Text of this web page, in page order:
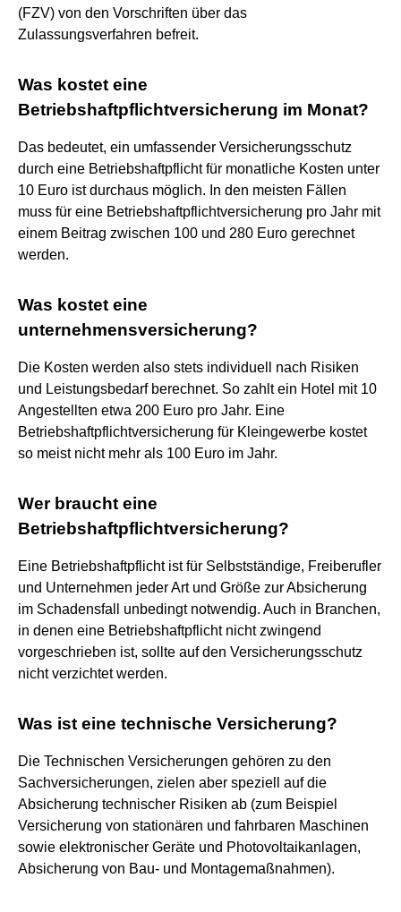
(FZV) von den Vorschriften über das
Zulassungsverfahren befreit.
Was kostet eine
Betriebshaftpflichtversicherung im Monat?
Das bedeutet, ein umfassender Versicherungsschutz
durch eine Betriebshaftpflicht für monatliche Kosten unter
10 Euro ist durchaus möglich. In den meisten Fällen
muss für eine Betriebshaftpflichtversicherung pro Jahr mit
einem Beitrag zwischen 100 und 280 Euro gerechnet
werden.
Was kostet eine
unternehmensversicherung?
Die Kosten werden also stets individuell nach Risiken
und Leistungsbedarf berechnet. So zahlt ein Hotel mit 10
Angestellten etwa 200 Euro pro Jahr. Eine
Betriebshaftpflichtversicherung für Kleingewerbe kostet
so meist nicht mehr als 100 Euro im Jahr.
Wer braucht eine
Betriebshaftpflichtversicherung?
Eine Betriebshaftpflicht ist für Selbstständige, Freiberufler
und Unternehmen jeder Art und Größe zur Absicherung
im Schadensfall unbedingt notwendig. Auch in Branchen,
in denen eine Betriebshaftpflicht nicht zwingend
vorgeschrieben ist, sollte auf den Versicherungsschutz
nicht verzichtet werden.
Was ist eine technische Versicherung?
Die Technischen Versicherungen gehören zu den
Sachversicherungen, zielen aber speziell auf die
Absicherung technischer Risiken ab (zum Beispiel
Versicherung von stationären und fahrbaren Maschinen
sowie elektronischer Geräte und Photovoltaikanlagen,
Absicherung von Bau- und Montagemaßnahmen).